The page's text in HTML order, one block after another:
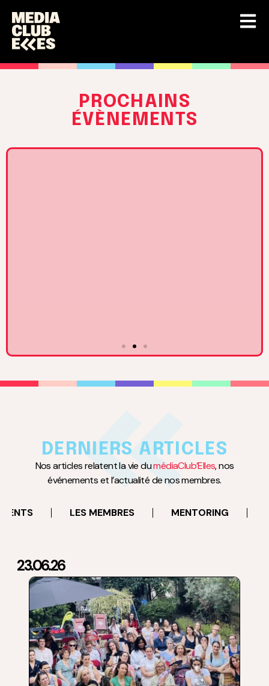
PROCHAINS
ÉVÈNEMENTS
17
charge des activités BtoC
Neuilly-sur-Seine
DERNIERS ARTICLES
Nos articles relatent la vie dumédiaClub’Elles, nos
événements et l’actualité de nos membres.
LES MEMBRES MENTORING
23.06.26